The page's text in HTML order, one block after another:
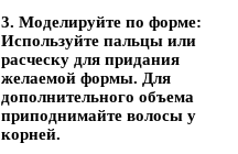
3. Моделируйте по форме:
Используйте пальцы или
расческу для придания
желаемой формы. Для
дополнительного объема
приподнимайте волосы у
корней.